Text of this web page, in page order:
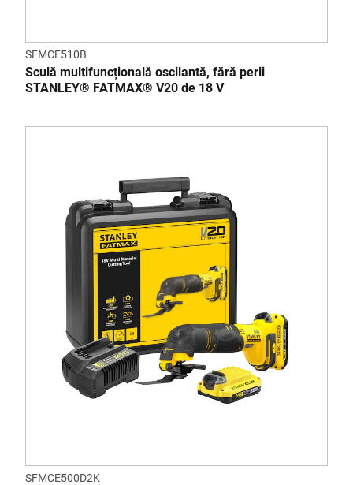
SFMCE510B
Sculă multifuncțională oscilantă, fără perii
STANLEY® FATMAX® V20 de 18 V
SFMCE500D2K